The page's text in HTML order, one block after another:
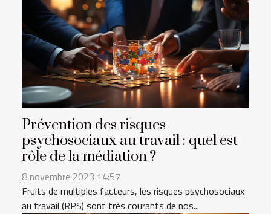
Prévention des risques
psychosociaux au travail : quel est
rôle de la médiation ?
8 novembre 2023 14:57
Fruits de multiples facteurs, les risques psychosociaux
au travail (RPS) sont très courants de nos...